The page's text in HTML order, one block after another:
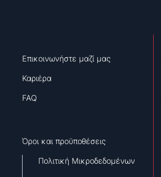
Επικοινωνήστε μαζί μας
Καριέρα
FAQ
Όροι και προϋποθέσεις
Πολιτική Μικροδεδομένων